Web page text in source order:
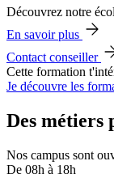
Découvrez notre
En savoir plus
Contact conseiller
Cette formation
Je découvre les
Des métiers
Nos campus sont
De 08h à 18h